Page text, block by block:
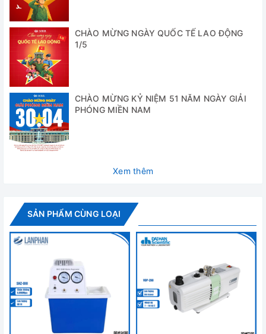
- Bơm chân không Rocker 410 được ứng dụng tạo chân
không cho: Bộ lọc vi sinh, tủ sấy chân không, bộ cô quay
chân không, lấy mẫu khí, thí nghiệm chất rắn nổi..
Rocker 410 đạt tiêu chuẩn:
- Chứng nhận an toàn quốc tế
- Chứng nhận CE
- Chứng nhận CSA
- Bơm chân không Roker 410
- Các phụ kiện tiêu chuẩn kèm theo
Thông số kỹ thuật
Rocker 410 110V/ 60Hz
Công suất
CHÀO MỪNG NGÀY QUỐC TẾ LAO ĐỘNG
1/5
CHÀO MỪNG KỶ NIỆM 51 NĂM NGÀY GIẢI
PHÓNG MIỀN NAM
Xem thêm
SẢN PHẨM CÙNG LOẠI